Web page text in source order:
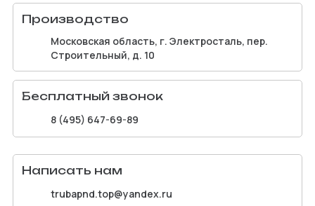
Производство
Московская область, г. Электросталь, пер.
Строительный, д. 10
Бесплатный звонок
8 (495) 647-69-89
Написать нам
trubapnd.top@yandex.ru